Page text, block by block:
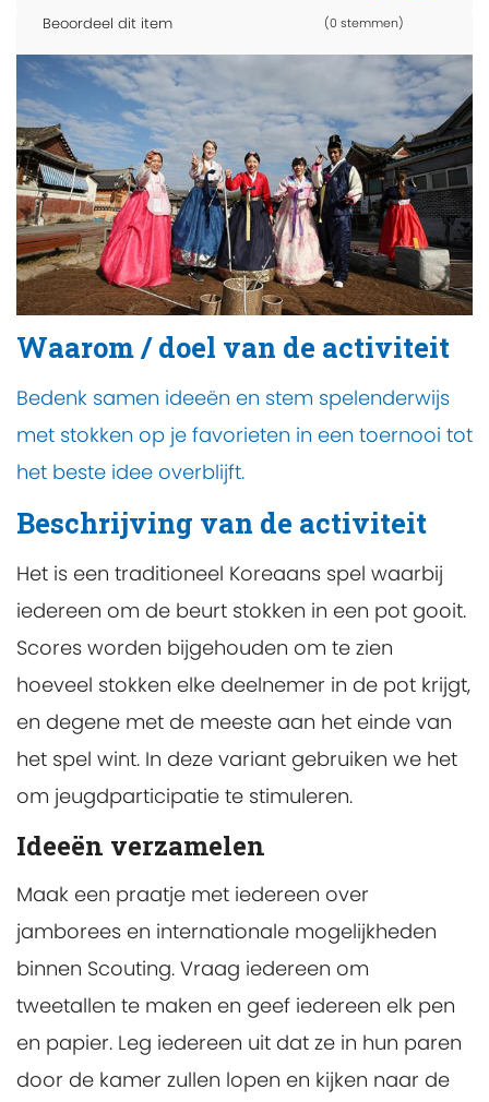
Beoordeel dit item (0 stemmen)
Waarom / doel van de activiteit
Bedenk samen ideeën en stem spelenderwijs
met stokken op je favorieten in een toernooi tot
het beste idee overblijft.
Beschrijving van de activiteit
Het is een traditioneel Koreaans spel waarbij
iedereen om de beurt stokken in een pot gooit.
Scores worden bijgehouden om te zien
hoeveel stokken elke deelnemer in de pot krijgt,
en degene met de meeste aan het einde van
het spel wint. In deze variant gebruiken we het
om jeugdparticipatie te stimuleren.
Ideeën verzamelen
Maak een praatje met iedereen over
jamborees en internationale mogelijkheden
binnen Scouting. Vraag iedereen om
tweetallen te maken en geef iedereen elk pen
en papier. Leg iedereen uit dat ze in hun paren
door de kamer zullen lopen en kijken naar de